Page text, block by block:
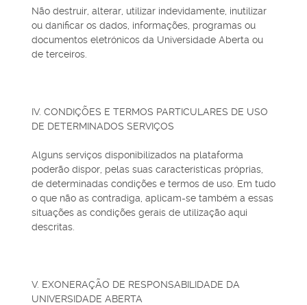
Não destruir, alterar, utilizar indevidamente, inutilizar
ou danificar os dados, informações, programas ou
documentos eletrónicos da Universidade Aberta ou
de terceiros.
IV. CONDIÇÕES E TERMOS PARTICULARES DE USO
DE DETERMINADOS SERVIÇOS
Alguns serviços disponibilizados na plataforma
poderão dispor, pelas suas características próprias,
de determinadas condições e termos de uso. Em tudo
o que não as contradiga, aplicam-se também a essas
situações as condições gerais de utilização aqui
descritas.
V. EXONERAÇÃO DE RESPONSABILIDADE DA
UNIVERSIDADE ABERTA